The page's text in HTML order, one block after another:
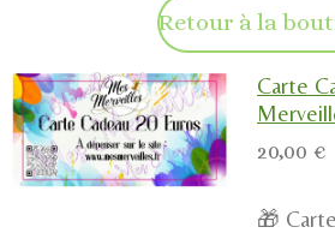
Retour à la
Carte
20,00 €
🎁